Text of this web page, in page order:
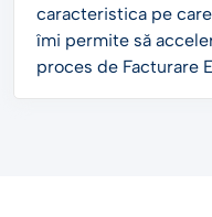
caracteristica pe
îmi permite să
proces de Facturare